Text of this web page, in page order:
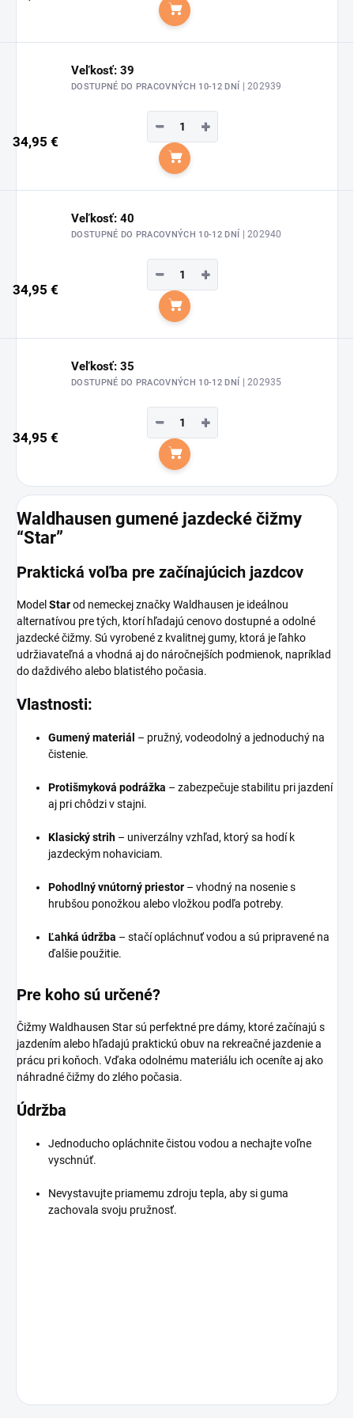
Do košíka
Veľkosť: 39
DOSTUPNÉ DO PRACOVNÝCH 10-12 DNÍ | 202939
34,95 €
+
−
Do košíka
Veľkosť: 40
DOSTUPNÉ DO PRACOVNÝCH 10-12 DNÍ | 202940
34,95 €
+
−
Do košíka
Veľkosť: 35
DOSTUPNÉ DO PRACOVNÝCH 10-12 DNÍ | 202935
34,95 €
+
−
Do košíka
Waldhausen gumené jazdecké čižmy
“Star”
Praktická voľba pre začínajúcich jazdcov
Model Starod nemeckej značky Waldhausen je ideálnou
alternatívou pre tých, ktorí hľadajú cenovo dostupné a odolné
jazdecké čižmy. Sú vyrobené z kvalitnej gumy, ktorá je ľahko
udržiavateľná a vhodná aj do náročnejších podmienok, napríklad
do daždivého alebo blatistého počasia.
Vlastnosti:
Gumený materiál – pružný, vodeodolný a jednoduchý na
čistenie.
Protišmyková podrážka – zabezpečuje stabilitu pri jazdení
aj pri chôdzi v stajni.
Klasický strih – univerzálny vzhľad, ktorý sa hodí k
jazdeckým nohaviciam.
Pohodlný vnútorný priestor – vhodný na nosenie s
hrubšou ponožkou alebo vložkou podľa potreby.
Ľahká údržba – stačí opláchnuť vodou a sú pripravené na
ďalšie použitie.
Pre koho sú určené?
Čižmy Waldhausen Star sú perfektné pre dámy, ktoré začínajú s
jazdením alebo hľadajú praktickú obuv na rekreačné jazdenie a
prácu pri koňoch. Vďaka odolnému materiálu ich oceníte aj ako
náhradné čižmy do zlého počasia.
Údržba
Jednoducho opláchnite čistou vodou a nechajte voľne
vyschnúť.
Nevystavujte priamemu zdroju tepla, aby si guma
zachovala svoju pružnosť.